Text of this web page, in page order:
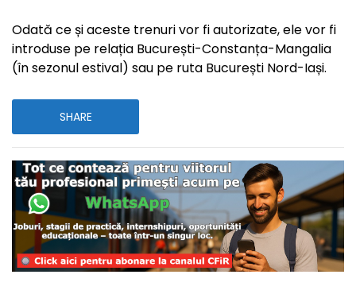
Odată ce și aceste trenuri vor fi autorizate, ele vor fi
introduse pe relația București-Constanța-Mangalia
(în sezonul estival) sau pe ruta București Nord-Iași.
SHARE